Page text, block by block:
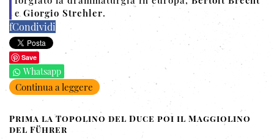
e Giorgio Strehler.
fCondividi
Save
Whatsapp
Continua a leggere
Prima la Topolino del Duce poi il Maggiolino
del Führer